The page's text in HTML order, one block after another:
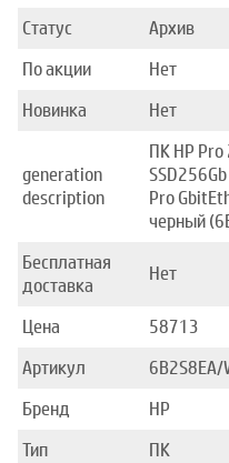
Статус
Архив
По акции
Нет
Новинка
Нет
generation
description
ПК HP
Pro
черный
Бесплатная
доставка
Нет
Цена
58713
Артикул
6B2S8EA/
Бренд
HP
Тип
ПК